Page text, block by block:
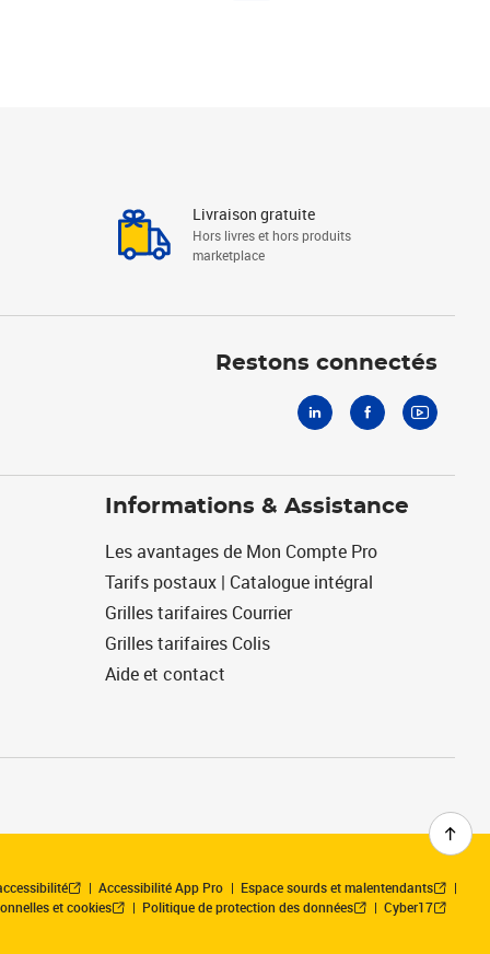
Livraison gratuite
Hors livres et hors produits
marketplace
Restons connectés
Informations & Assistance
Les avantages de Mon Compte Pro
Tarifs postaux | Catalogue intégral
Grilles tarifaires Courrier
Grilles tarifaires Colis
Aide et contact
Accessibilité App Pro
Espace sourds et malentendants
et cookies
Politique de protection des données Cyber17